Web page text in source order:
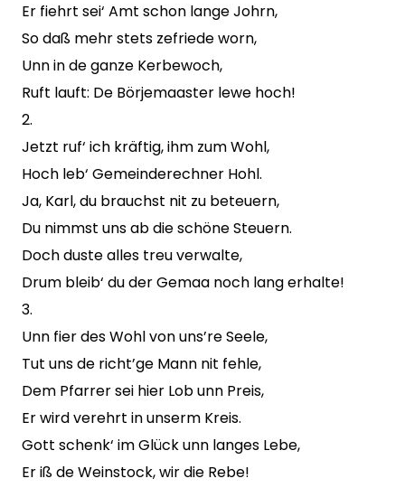
Er fiehrt sei‘ Amt schon lange Johrn,
So daß mehr stets zefriede worn,
Unn in de ganze Kerbewoch,
Ruft lauft: De Börjemaaster lewe hoch!
2.
Jetzt ruf‘ ich kräftig, ihm zum Wohl,
Hoch leb‘ Gemeinderechner Hohl.
Ja, Karl, du brauchst nit zu beteuern,
Du nimmst uns ab die schöne Steuern.
Doch duste alles treu verwalte,
Drum bleib‘ du der Gemaa noch lang erhalte!
3.
Unn fier des Wohl von uns’re Seele,
Tut uns de richt’ge Mann nit fehle,
Dem Pfarrer sei hier Lob unn Preis,
Er wird verehrt in unserm Kreis.
Gott schenk‘ im Glück unn langes Lebe,
Er iß de Weinstock, wir die Rebe!